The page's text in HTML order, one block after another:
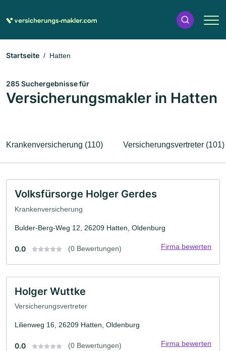
Startseite Hatten
285 Suchergebnisse für
Versicherungsmakler in Hatten
Krankenversicherung (110) Versicherungsvertreter (101)
Volksfürsorge Holger Gerdes
Krankenversicherung
Bulder-Berg-Weg 12, 26209 Hatten, Oldenburg
0.0 (0 Bewertungen) Firma bewerten
Holger Wuttke
Versicherungsvertreter
Lilienweg 16, 26209 Hatten, Oldenburg
0.0 (0 Bewertungen) Firma bewerten